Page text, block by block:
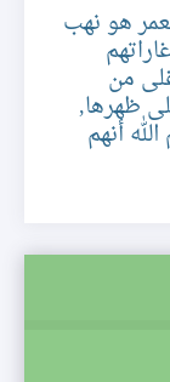
هو نهب
من
ظهرها,
أنهم